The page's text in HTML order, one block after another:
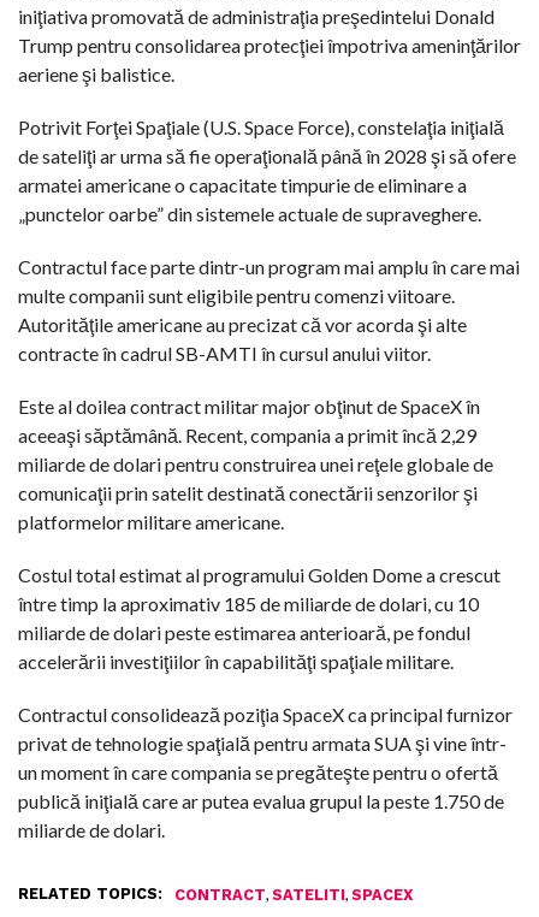
iniţiativa promovată de administraţia preşedintelui Donald
Trump pentru consolidarea protecţiei împotriva ameninţărilor
aeriene şi balistice.
Potrivit Forţei Spaţiale (U.S. Space Force), constelaţia iniţială
de sateliţi ar urma să fie operaţională până în 2028 şi să ofere
armatei americane o capacitate timpurie de eliminare a
„punctelor oarbe” din sistemele actuale de supraveghere.
Contractul face parte dintr-un program mai amplu în care mai
multe companii sunt eligibile pentru comenzi viitoare.
Autorităţile americane au precizat că vor acorda şi alte
contracte în cadrul SB-AMTI în cursul anului viitor.
Este al doilea contract militar major obţinut de SpaceX în
aceeaşi săptămână. Recent, compania a primit încă 2,29
miliarde de dolari pentru construirea unei reţele globale de
comunicaţii prin satelit destinată conectării senzorilor şi
platformelor militare americane.
Costul total estimat al programului Golden Dome a crescut
între timp la aproximativ 185 de miliarde de dolari, cu 10
miliarde de dolari peste estimarea anterioară, pe fondul
accelerării investiţiilor în capabilităţi spaţiale militare.
Contractul consolidează poziţia SpaceX ca principal furnizor
privat de tehnologie spaţială pentru armata SUA şi vine într-
un moment în care compania se pregăteşte pentru o ofertă
publică iniţială care ar putea evalua grupul la peste 1.750 de
miliarde de dolari.
RELATED TOPICS: CONTRACT, SATELITI, SPACEX